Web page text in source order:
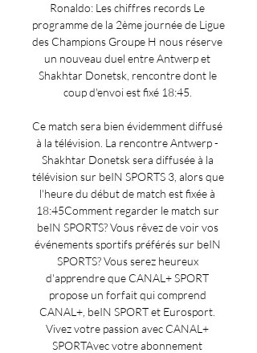
Ronaldo: Les chiffres records Le
programme de la 2ème journée de Ligue
des Champions Groupe H nous réserve
un nouveau duel entre Antwerp et
Shakhtar Donetsk, rencontre dont le
coup d'envoi est fixé 18:45.
Ce match sera bien évidemment diffusé
à la télévision. La rencontre Antwerp -
Shakhtar Donetsk sera diffusée à la
télévision sur beIN SPORTS 3, alors que
l'heure du début de match est fixée à
18:45Comment regarder le match sur
beIN SPORTS? Vous rêvez de voir vos
événements sportifs préférés sur beIN
SPORTS? Vous serez heureux
d'apprendre que CANAL+ SPORT
propose un forfait qui comprend
CANAL+, beIN SPORT et Eurosport.
Vivez votre passion avec CANAL+
SPORTAvec votre abonnement